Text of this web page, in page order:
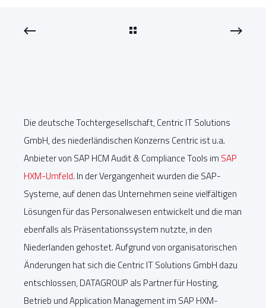
Die deutsche Tochtergesellschaft, Centric IT Solutions
GmbH, des niederländischen Konzerns Centric ist u.a.
Anbieter von SAP HCM Audit & Compliance Tools im SAP
HXM-Umfeld. In der Vergangenheit wurden die SAP-
Systeme, auf denen das Unternehmen seine vielfältigen
Lösungen für das Personalwesen entwickelt und die man
ebenfalls als Präsentationssystem nutzte, in den
Niederlanden gehostet. Aufgrund von organisatorischen
Änderungen hat sich die Centric IT Solutions GmbH dazu
entschlossen, DATAGROUP als Partner für Hosting,
Betrieb und Application Management im SAP HXM-